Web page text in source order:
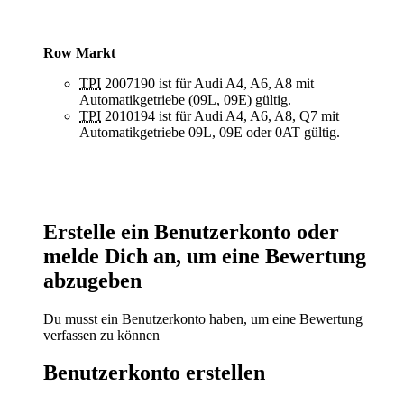
Row Markt
TPI 2007190 ist für Audi A4, A6, A8 mit
Automatikgetriebe (09L, 09E) gültig.
TPI 2010194 ist für Audi A4, A6, A8, Q7 mit
Automatikgetriebe 09L, 09E oder 0AT gültig.
Erstelle ein Benutzerkonto oder
melde Dich an, um eine Bewertung
abzugeben
Du musst ein Benutzerkonto haben, um eine Bewertung
verfassen zu können
Benutzerkonto erstellen